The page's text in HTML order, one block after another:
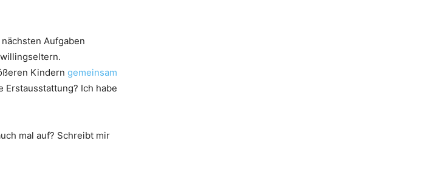
Aufgaben
Kindern gemeinsam
Ich habe
mal auf? Schreibt mir